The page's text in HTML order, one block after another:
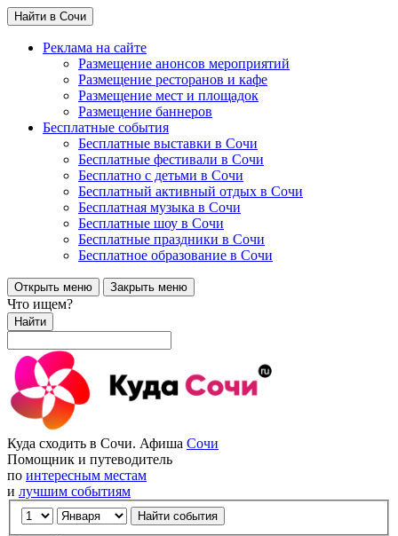
Найти в Сочи
Реклама на сайте
Размещение анонсов мероприятий
Размещение ресторанов и кафе
Размещение мест и площадок
Размещение баннеров
Бесплатные события
Бесплатные выставки в Сочи
Бесплатные фестивали в Сочи
Бесплатно с детьми в Сочи
Бесплатный активный отдых в Сочи
Бесплатная музыка в Сочи
Бесплатные шоу в Сочи
Бесплатные праздники в Сочи
Бесплатное образование в Сочи
Открыть меню Закрыть меню
Что ищем?
Найти
Куда сходить в Сочи. Афиша Сочи
Помощник и путеводитель
по интересным местам
и лучшим событиям